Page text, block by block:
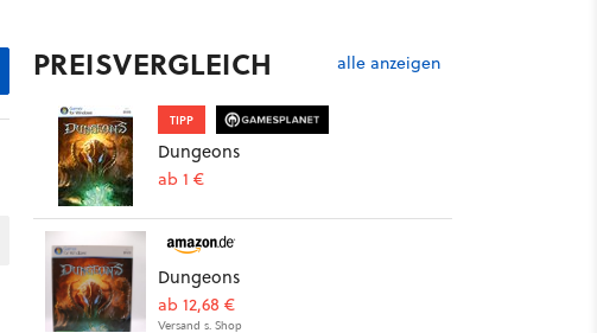
PREISVERGLEICH alle anzeigen
TIPP
Dungeons
ab 1 €
Dungeons
ab 12,68 €
Versand s. Shop